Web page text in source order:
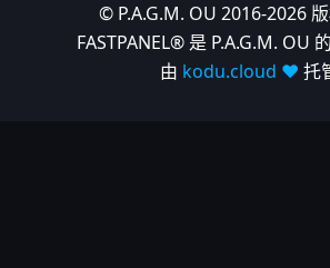
© P.A.G.M. OU 2016-2026 版
FASTPANEL® 是 P.A.G.M. OU
由 kodu.cloud ❤️ 托